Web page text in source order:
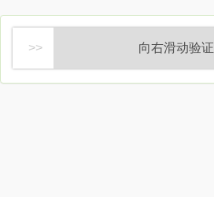
向右滑动验证